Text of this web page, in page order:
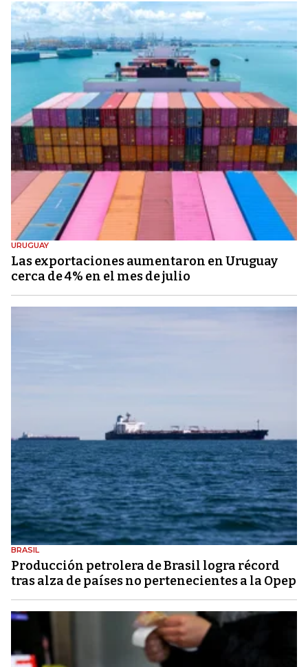
URUGUAY
Las exportaciones aumentaron en Uruguay
cerca de 4% en el mes de julio
BRASIL
Producción petrolera de Brasil logra récord
tras alza de países no pertenecientes a la Opep